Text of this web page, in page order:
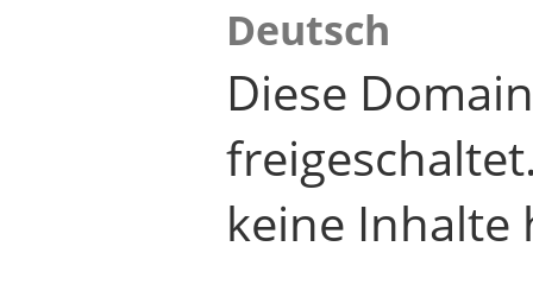
Deutsch
Diese
keine Inhalte